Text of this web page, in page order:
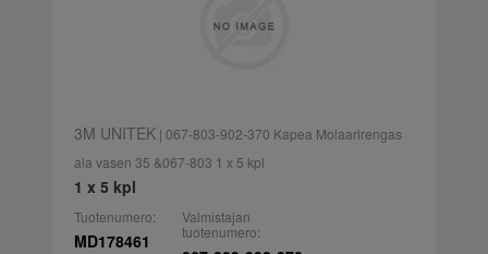
3M UNITEK| 067-803-902-370 Kapea Molaarirengas
ala vasen 35 &067-803 1 x 5 kpl
1 x 5 kpl
Tuotenumero:
MD178461
Valmistajan
tuotenumero: